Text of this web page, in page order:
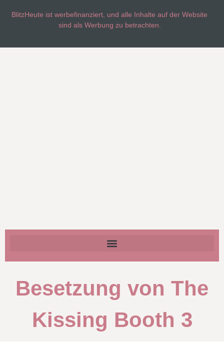
BlitzHeute ist werbefinanziert, und alle Inhalte auf der Website
sind als Werbung zu betrachten.
Besetzung von The
Kissing Booth 3